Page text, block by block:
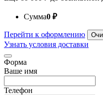
Сумма0 ₽
Перейти к оформлению
Узнать условия доставки
Форма
Ваше имя
Телефон